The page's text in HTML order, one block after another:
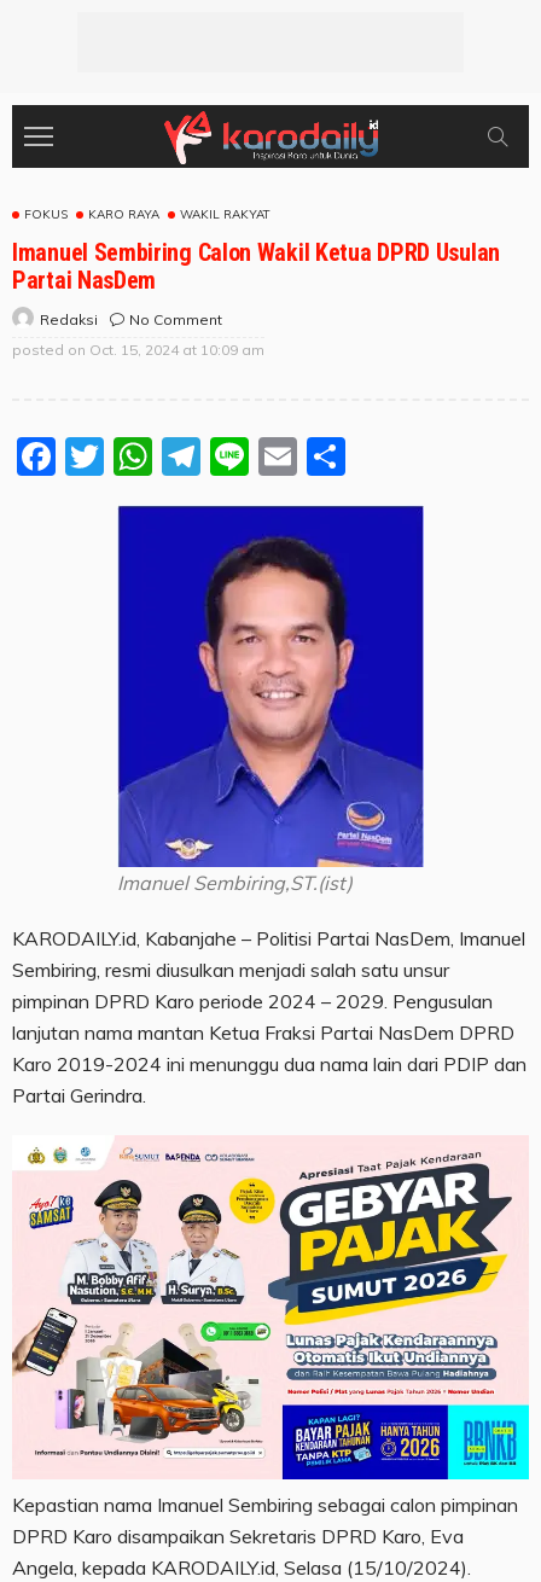
FOKUS KARO RAYA WAKIL RAKYAT
Imanuel Sembiring Calon Wakil Ketua DPRD Usulan
Partai NasDem
Redaksi
No Comment
posted on Oct. 15, 2024 at 10:09 am
Facebook
Twitter
WhatsApp
Telegram
LineEmail
Imanuel Sembiring,ST.(ist)
KARODAILY.id, Kabanjahe – Politisi Partai NasDem, Imanuel
Sembiring, resmi diusulkan menjadi salah satu unsur
pimpinan DPRD Karo periode 2024 – 2029. Pengusulan
lanjutan nama mantan Ketua Fraksi Partai NasDem DPRD
Karo 2019-2024 ini menunggu dua nama lain dari PDIP dan
Partai Gerindra.
Kepastian nama Imanuel Sembiring sebagai calon pimpinan
DPRD Karo disampaikan Sekretaris DPRD Karo, Eva
Angela, kepada KARODAILY.id, Selasa (15/10/2024).